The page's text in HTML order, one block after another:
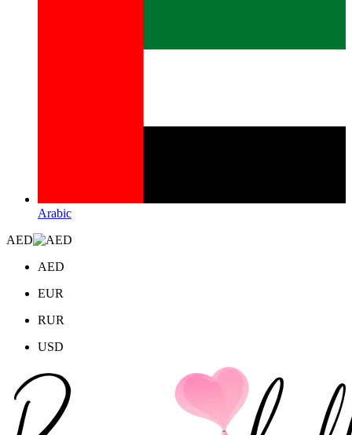
Arabic
AED
AED
EUR
RUR
USD